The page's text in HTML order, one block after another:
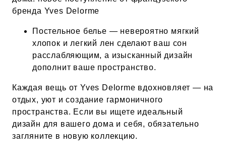
бренда Yves Delorme
Постельное белье — невероятно мягкий
хлопок и легкий лен сделают ваш сон
расслабляющим, а изысканный дизайн
дополнит ваше пространство.
Каждая вещь от Yves Delorme вдохновляет — на
отдых, уют и создание гармоничного
пространства. Если вы ищете идеальный
дизайн для вашего дома и себя, обязательно
загляните в новую коллекцию.